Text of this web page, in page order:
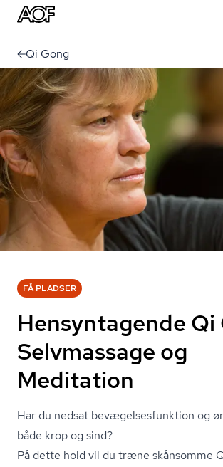
Qi Gong
FÅ PLADSER
Hensyntagende Qi
Selvmassage og
Meditation
Har du nedsat be­væ­gel­ses­funk­tion og
både krop og sind?
På dette hold vil du træne skånsomme